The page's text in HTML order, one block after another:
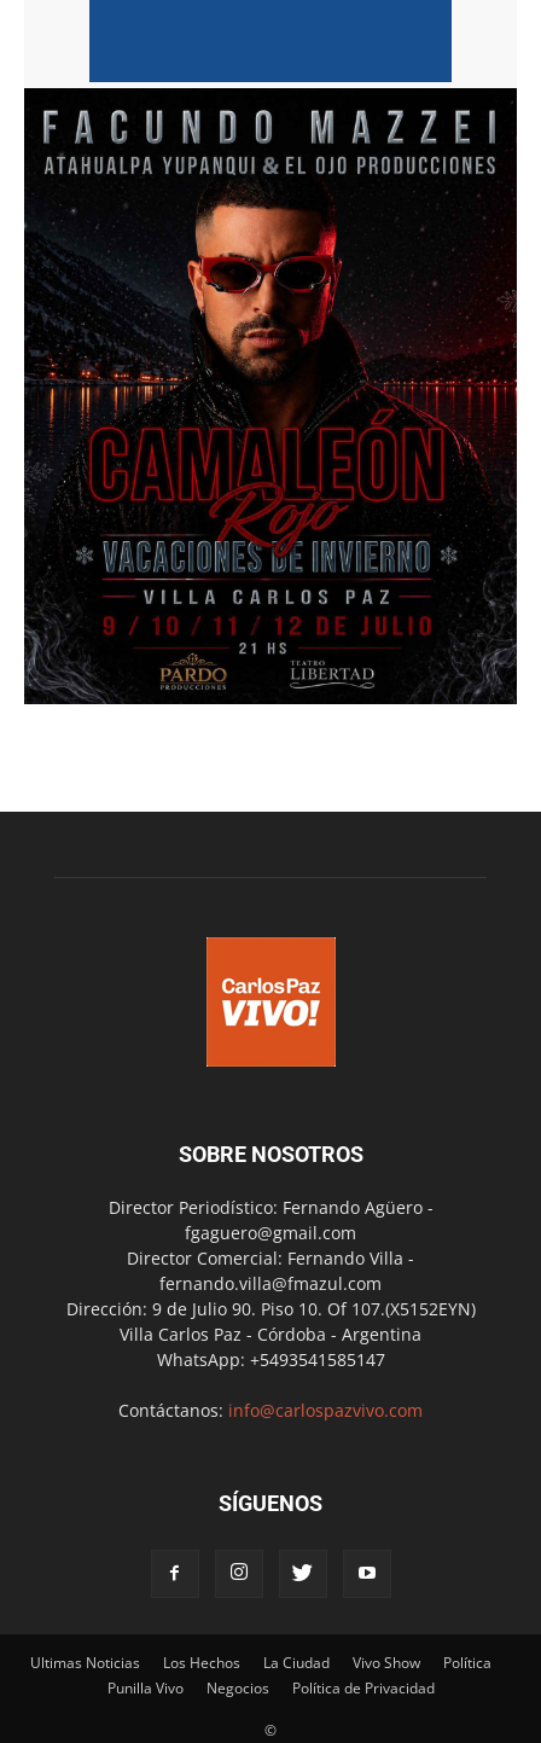
SOBRE NOSOTROS
Director Periodístico: Fernando Agüero -
fgaguero@gmail.com
Director Comercial: Fernando Villa -
fernando.villa@fmazul.com
Dirección: 9 de Julio 90. Piso 10. Of 107.(X5152EYN)
Villa Carlos Paz - Córdoba - Argentina
WhatsApp: +5493541585147
Contáctanos: info@carlospazvivo.com
SÍGUENOS
Ultimas Noticias Los Hechos La Ciudad Vivo Show
Política
Punilla Vivo
Negocios Política de Privacidad
©